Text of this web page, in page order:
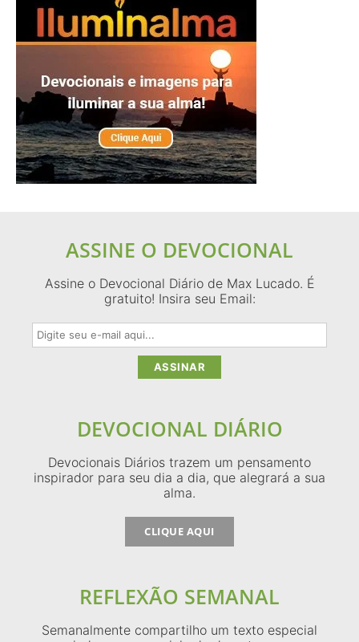
ASSINE O DEVOCIONAL
Assine o Devocional Diário de Max Lucado. É
gratuito! Insira seu Email:
DEVOCIONAL DIÁRIO
Devocionais Diários trazem um pensamento
inspirador para seu dia a dia, que alegrará a sua
alma.
CLIQUE AQUI
REFLEXÃO SEMANAL
Semanalmente compartilho um texto especial